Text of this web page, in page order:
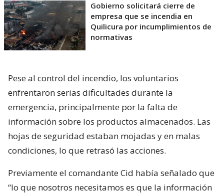
Gobierno solicitará cierre de
empresa que se incendia en
Quilicura por incumplimientos de
normativas
Pese al control del incendio, los voluntarios
enfrentaron serias dificultades durante la
emergencia, principalmente por la falta de
información sobre los productos almacenados. Las
hojas de seguridad estaban mojadas y en malas
condiciones, lo que retrasó las acciones.
Previamente el comandante Cid había señalado que
“lo que nosotros necesitamos es que la información